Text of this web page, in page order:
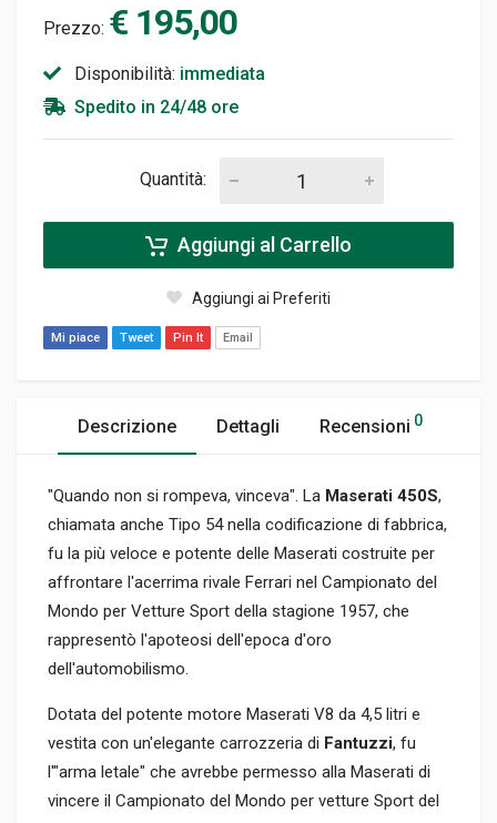
Prezzo: € 195,00
Disponibilità: immediata
Spedito in 24/48 ore
Quantità:
Aggiungi al Carrello
Aggiungi ai Preferiti
Mi piace Tweet Pin It Email
Descrizione Dettagli Recensioni 0
"Quando non si rompeva, vinceva". La Maserati 450S,
chiamata anche Tipo 54 nella codificazione di fabbrica,
fu la più veloce e potente delle Maserati costruite per
affrontare l'acerrima rivale Ferrari nel Campionato del
Mondo per Vetture Sport della stagione 1957, che
rappresentò l'apoteosi dell'epoca d'oro
dell'automobilismo.
Dotata del potente motore Maserati V8 da 4,5 litri e
vestita con un'elegante carrozzeria di Fantuzzi, fu
l'"arma letale" che avrebbe permesso alla Maserati di
vincere il Campionato del Mondo per vetture Sport del